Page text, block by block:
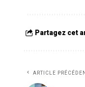
Partagez cet
ARTICLE